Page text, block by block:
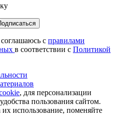
с правилами
в соответствии с Политикой
, для персонализации
пользования сайтом.
использование, поменяйте